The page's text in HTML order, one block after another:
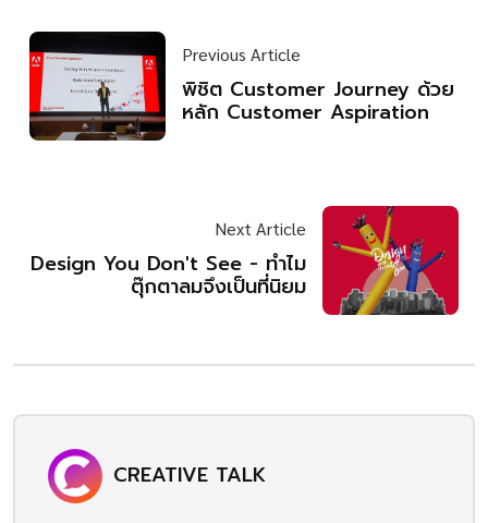
Previous Article
พิชิต Customer Journey ด้วย
หลัก Customer Aspiration
Next Article
Design You Don't See - ทำไม
ตุ๊กตาลมจึงเป็นที่นิยม
CREATIVE TALK